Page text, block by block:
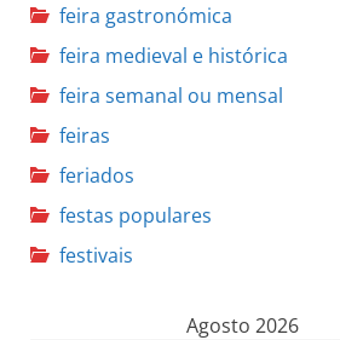
feira gastronómica
feira medieval e histórica
feira semanal ou mensal
feiras
feriados
festas populares
festivais
Agosto 2026